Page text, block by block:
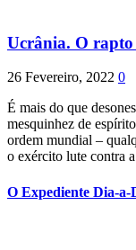
Ucrânia. O
26 Fevereiro, 2022 0
É mais do que
mesquinhez de
ordem mundial –
o exército lute contra
O Expediente Dia-a-